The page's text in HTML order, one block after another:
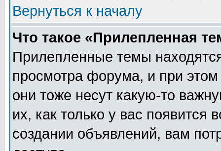
Вернуться к началу
Что такое «Прилепленная
Прилепленные темы
просмотра форума, и при
они тоже несут какую-то
их, как только у вас появится
создании объявлений, вам